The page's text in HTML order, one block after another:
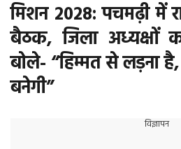
मिशन 2028: पचमढ़ी में
बैठक, जिला अध्यक्षों
बोले- “हिम्मत से लड़ना
बनेगी”
विज्ञापन